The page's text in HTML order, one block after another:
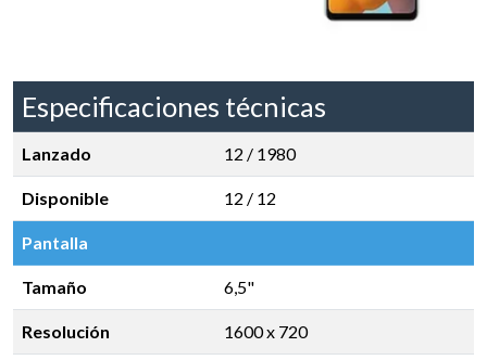
Especificaciones técnicas
Lanzado 12 / 1980
Disponible 12 / 12
Pantalla
Tamaño 6,5"
Resolución 1600 x 720